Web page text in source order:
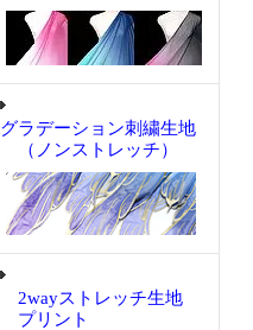
グラデーション刺繍生地
（ノンストレッチ）
2wayストレッチ生地
プリント